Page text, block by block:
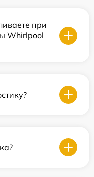
при
Whirlpool